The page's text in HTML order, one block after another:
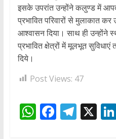
इसके उपरांत उन्होंने कलुण्ड में
प्रभावित परिवारों से मुलाकात
आश्वासन दिया। साथ ही उन्होंने
प्रभावित क्षेत्रों में मूलभूत
दिये।
Post Views: 47
W F T X